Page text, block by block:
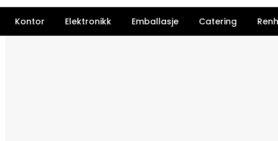
Kontor Elektronikk Emballasje Catering